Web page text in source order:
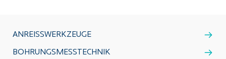
ANREISSWERKZEUGE
BOHRUNGSMESSTECHNIK